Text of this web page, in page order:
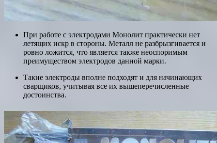
При работе с электродами Монолит практически нет
летящих искр в стороны. Металл не разбрызгивается и
ровно ложится, что является также неоспоримым
преимуществом электродов данной марки.
Такие электроды вполне подходят и для начинающих
сварщиков, учитывая все их вышеперечисленные
достоинства.